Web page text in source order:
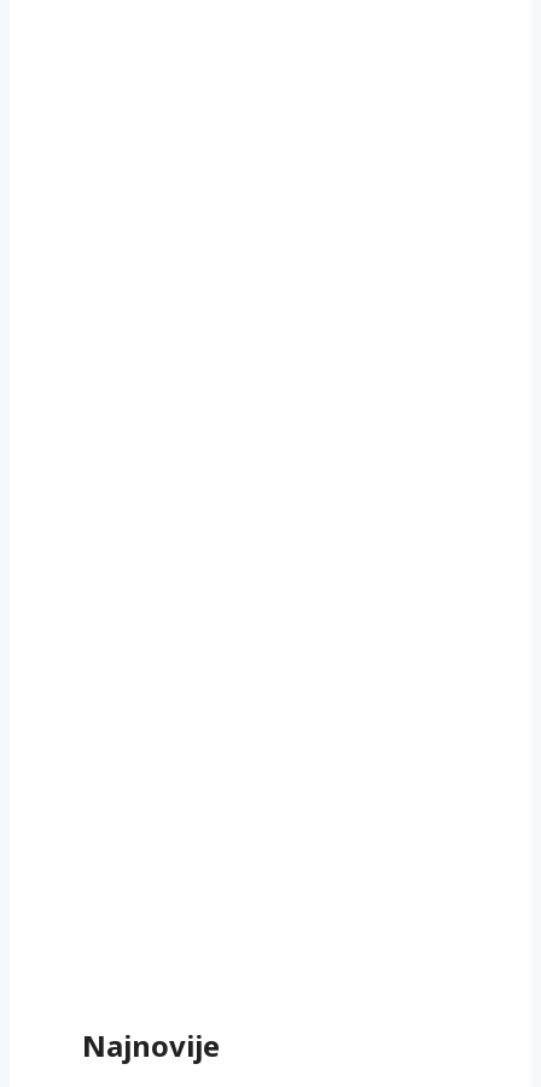
Najnovije